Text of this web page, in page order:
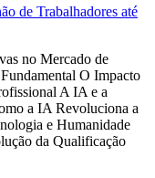
no Mercado de
O Impacto
A IA e a
a IA Revoluciona a
e Humanidade
da Qualificação